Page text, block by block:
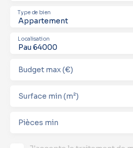
Appartement
Type de bien
Pau 64000
Localisation
Budget max (€)
Surface min (m²)
Pièces min